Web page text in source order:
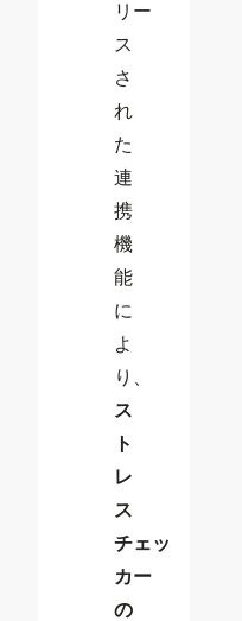
リー
ス
さ
れ
た
連
携
機
能
に
よ
り、
ス
ト
レ
ス
チェッ
カー
の